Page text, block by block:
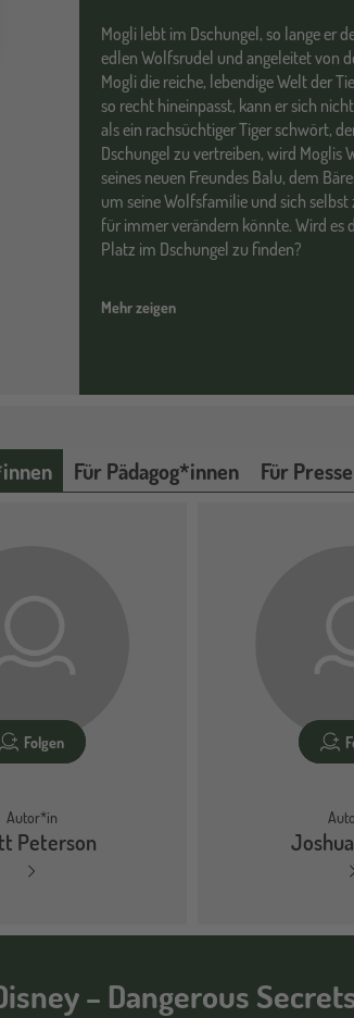
Mogli lebt im Dschungel, so lange er
edlen Wolfsrudel und angeleitet von
Mogli die reiche, lebendige Welt der
so recht hineinpasst, kann er sich
als ein rachsüchtiger Tiger schwört,
Dschungel zu vertreiben, wird Moglis
seines neuen Freundes Balu, dem
um seine Wolfsfamilie und sich selbst
für immer verändern könnte. Wird es
Platz im Dschungel zu finden?
Mehr zeigen
Für Pädagog*innen Für
Folgen
Autor*in
Peterson
– Dangerous